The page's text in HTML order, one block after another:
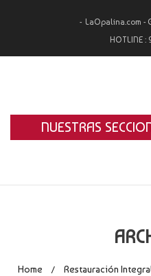
LaOpalina.com -
HOTLINE :
NUESTRAS
LA OPALINA
Home / Restauración